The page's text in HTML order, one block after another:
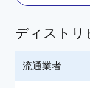
ディストリ
流通業者